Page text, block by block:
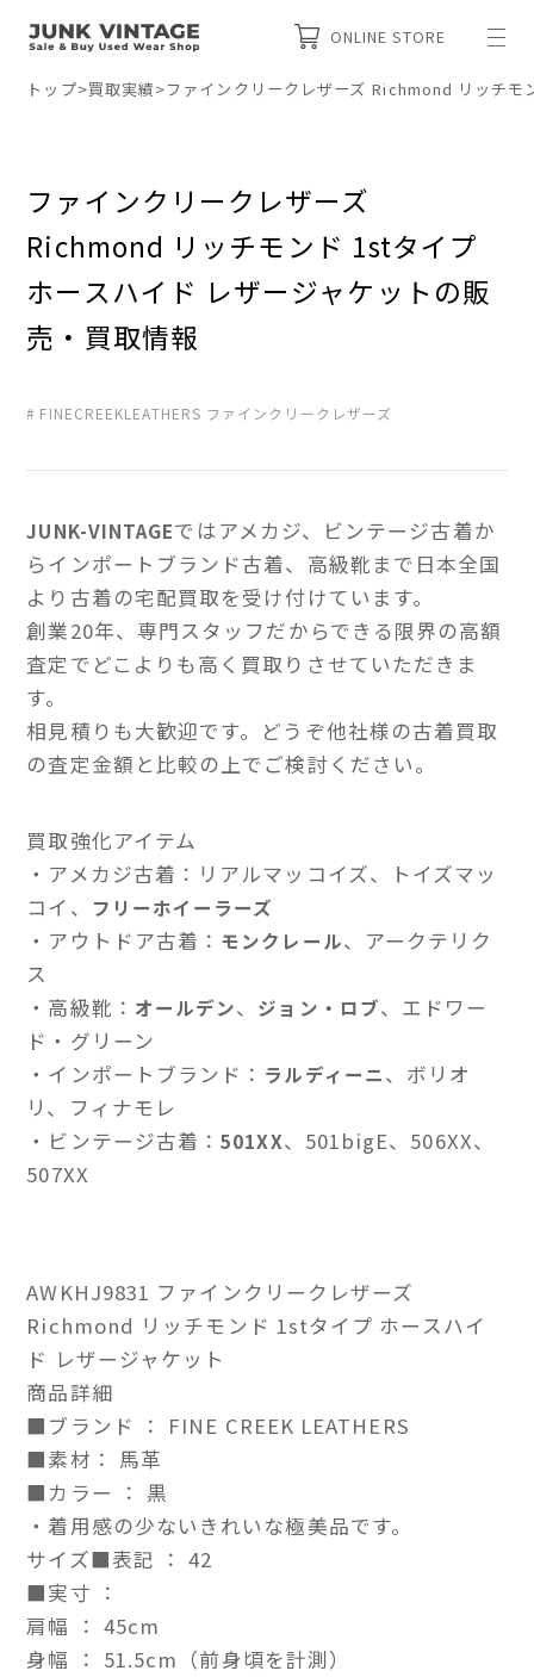
ONLINE STORE
トップ>買取実績>ファインクリークレザーズ Richmond リッチ
ファインクリークレザーズ
Richmond リッチモンド 1stタイプ
ホースハイド レザージャケットの販
売・買取情報
FINECREEKLEATHERS ファインクリークレザーズ
JUNK-VINTAGEではアメカジ、ビンテージ古着か
らインポートブランド古着、高級靴まで日本全国
より古着の宅配買取を受け付けています。
創業20年、専門スタッフだからできる限界の高額
査定でどこよりも高く買取りさせていただきま
す。
相見積りも大歓迎です。どうぞ他社様の古着買取
の査定金額と比較の上でご検討ください。
買取強化アイテム
・アメカジ古着：リアルマッコイズ、トイズマッ
コイ、
フリーホイーラーズ
・アウトドア古着： モンクレール、アークテリク
ス
・高級靴： オールデン、 ジョン・ロブ、エドワー
ド・グリーン
・インポートブランド： ラルディーニ、ボリオ
リ、フィナモレ
・ビンテージ古着：501XX、501bigE、506XX、
507XX
AWKHJ9831 ファインクリークレザーズ
Richmond リッチモンド 1stタイプ ホースハイ
ド レザージャケット
商品詳細
■ブランド ： FINE CREEK LEATHERS
■素材： 馬革
■カラー ： 黒
・着用感の少ないきれいな極美品です。
サイズ■表記 ： 42
■実寸 ：
肩幅 ： 45cm
身幅 ： 51.5cm（前身頃を計測）